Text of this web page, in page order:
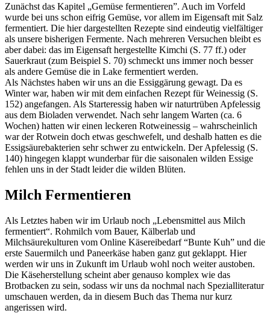
Zunächst das Kapitel „Gemüse fermentieren”. Auch im Vorfeld
wurde bei uns schon eifrig Gemüse, vor allem im Eigensaft mit Salz
fermentiert. Die hier dargestellten Rezepte sind eindeutig vielfältiger
als unsere bisherigen Fermente. Nach mehreren Versuchen bleibt es
aber dabei: das im Eigensaft hergestellte Kimchi (S. 77 ff.) oder
Sauerkraut (zum Beispiel S. 70) schmeckt uns immer noch besser
als andere Gemüse die in Lake fermentiert werden.
Als Nächstes haben wir uns an die Essiggärung gewagt. Da es
Winter war, haben wir mit dem einfachen Rezept für Weinessig (S.
152) angefangen. Als Starteressig haben wir naturtrüben Apfelessig
aus dem Bioladen verwendet. Nach sehr langem Warten (ca. 6
Wochen) hatten wir einen leckeren Rotweinessig – wahrscheinlich
war der Rotwein doch etwas geschwefelt, und deshalb hatten es die
Essigsäurebakterien sehr schwer zu entwickeln. Der Apfelessig (S.
140) hingegen klappt wunderbar für die saisonalen wilden Essige
fehlen uns in der Stadt leider die wilden Blüten.
Milch Fermentieren
Als Letztes haben wir im Urlaub noch „Lebensmittel aus Milch
fermentiert“. Rohmilch vom Bauer, Kälberlab und
Milchsäurekulturen vom Online Käsereibedarf “Bunte Kuh” und die
erste Sauermilch und Paneerkäse haben ganz gut geklappt. Hier
werden wir uns in Zukunft im Urlaub wohl noch weiter austoben.
Die Käseherstellung scheint aber genauso komplex wie das
Brotbacken zu sein, sodass wir uns da nochmal nach Spezialliteratur
umschauen werden, da in diesem Buch das Thema nur kurz
angerissen wird.